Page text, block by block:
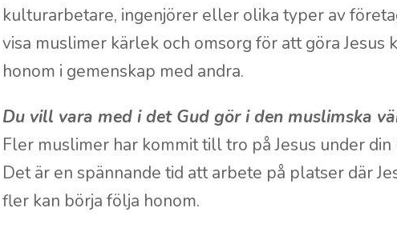
kulturarbetare, ingenjörer eller olika typer av
visa muslimer kärlek och omsorg för att göra Jesus
honom i gemenskap med andra.
Du vill vara med i det Gud gör i den muslimska
Fler muslimer har kommit till tro på Jesus under
Det är en spännande tid att arbete på platser där
fler kan börja följa honom.